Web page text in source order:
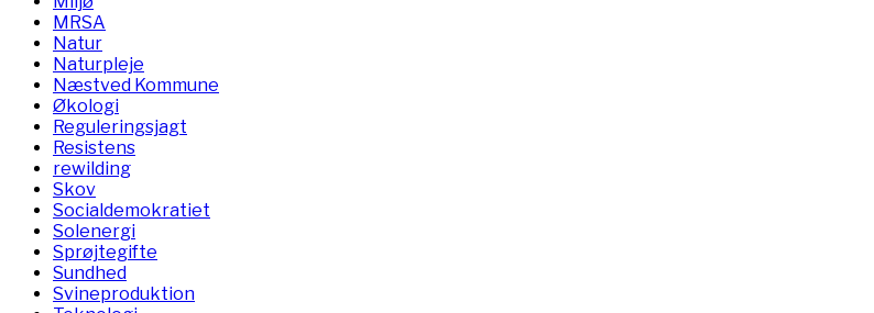
MRSA
Natur
Naturpleje
Næstved Kommune
Økologi
Reguleringsjagt
Resistens
rewilding
Skov
Socialdemokratiet
Solenergi
Sprøjtegifte
Sundhed
Svineproduktion